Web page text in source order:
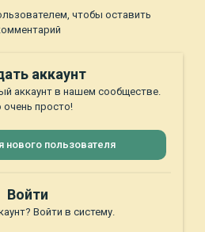
чтобы оставить
аккаунт
аккаунт в нашем сообществе.
очень просто!
нового пользователя
Войти
Войти в систему.